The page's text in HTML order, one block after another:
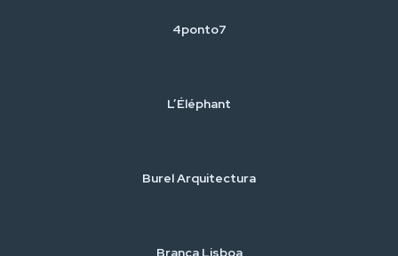
4ponto7
L’Éléphant
Burel Arquitectura
Branca Lisboa